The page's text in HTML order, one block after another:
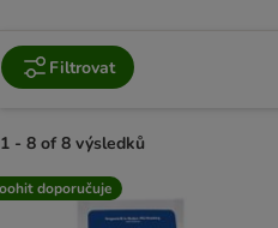
Filtrovat
1 - 8 of 8 výsledků
product items have been changed
doporučuje